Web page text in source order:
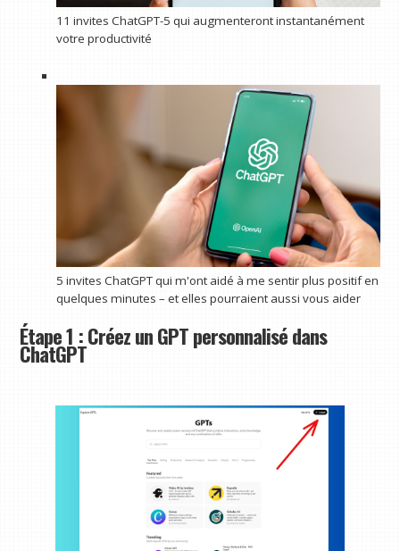
11 invites ChatGPT-5 qui augmenteront instantanément
votre productivité
5 invites ChatGPT qui m'ont aidé à me sentir plus positif en
quelques minutes – et elles pourraient aussi vous aider
Étape 1 : Créez un GPT personnalisé dans
ChatGPT